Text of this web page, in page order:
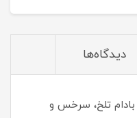
دیدگاه‌ها
بادام تلخ، سرخس و